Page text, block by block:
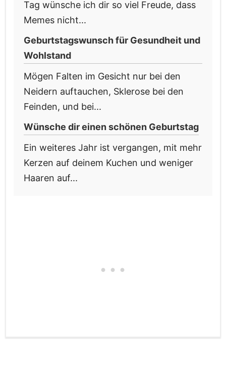
Tag wünsche ich dir so viel Freude, dass
Memes nicht...
Geburtstagswunsch für Gesundheit und
Wohlstand
Mögen Falten im Gesicht nur bei den
Neidern auftauchen, Sklerose bei den
Feinden, und bei...
Wünsche dir einen schönen Geburtstag
Ein weiteres Jahr ist vergangen, mit mehr
Kerzen auf deinem Kuchen und weniger
Haaren auf...